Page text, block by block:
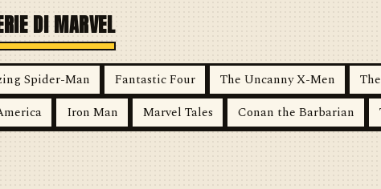
DI MARVEL
Spider-Man Fantastic Four The Uncanny X-Men
Iron Man Marvel Tales Conan the Barbarian